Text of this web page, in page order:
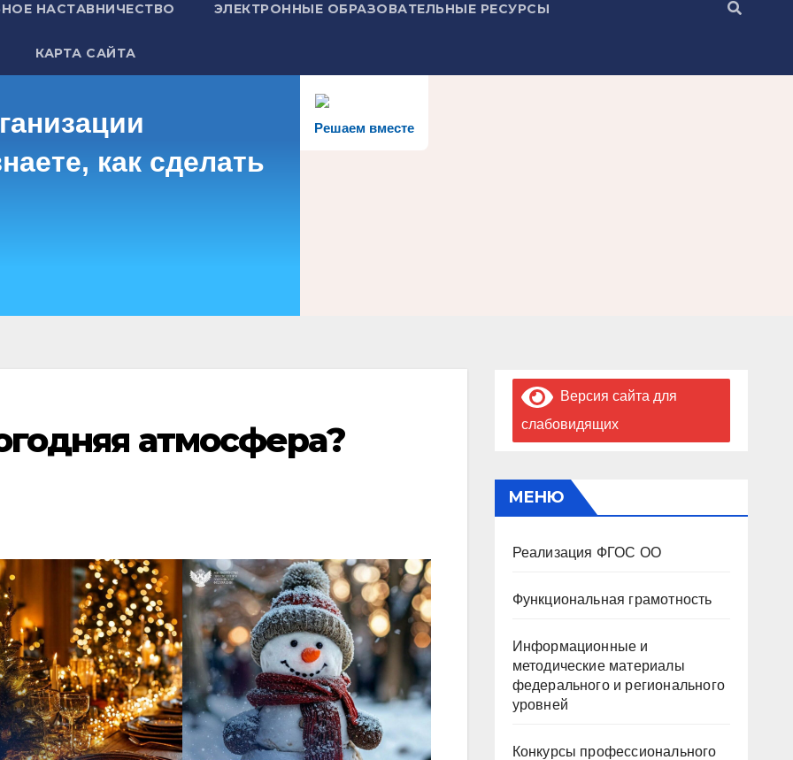
НАСТАВНИЧЕСТВО ЭЛЕКТРОННЫЕ ОБРАЗОВАТЕЛЬНЫЕ РЕСУРСЫ
КАРТА САЙТА
Решаем вместе
как сделать
атмосфера?
Версия сайта для
слабовидящих
МЕНЮ
Реализация ФГОС ОО
Функциональная грамотность
Информационные и
методические материалы
федерального и регионального
уровней
Конкурсы профессионального